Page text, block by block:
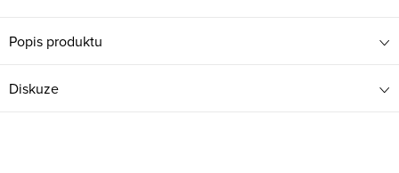
Popis produktu
Diskuze